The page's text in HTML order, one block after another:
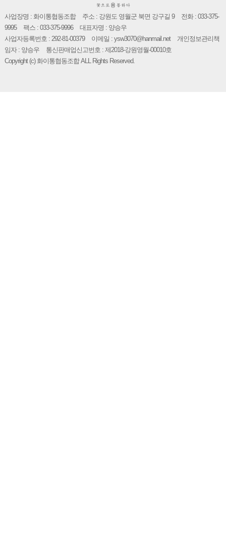
사업장명 : 화이통협동조합 주소 : 강원도 영월군 북면 강구길 9
전화 : 033-375-
9995
팩스 : 033-375-9996
대표자명 : 양승우
사업자등록번호 : 292-81-00379
이메일 : ysw3070@hanmail.net
개인정보관리책
임자 : 양승우
통신판매업신고번호 : 제2018-강원영월-00010호
Copyright (c) 화이통협동조합 ALL Rights Reserved.